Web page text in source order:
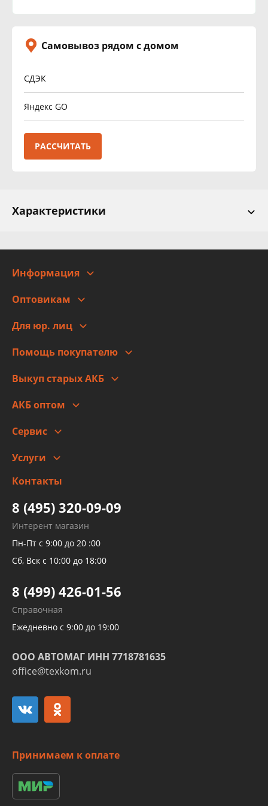
Самовывоз рядом с домом
СДЭК
Яндекс GO
РАССЧИТАТЬ
Характеристики
Информация
Адреса
Новости
Правовая информация
Оптовикам
Для юр. лиц
Помощь покупателю
Оплата
Гарантии и возврат
Выкуп старых АКБ
АКБ оптом
Сервис
Заправка кондиционера авто
Детейлинг
Услуги
высокого давления
Тормозных трубок
Рукавов гидроусилителей
Рукавов компрессоров и турбин
Трубок кондиционеров
Развертка пайка медных стальных
алюминиевых трубок и штуцеров
Контакты
8 (495) 320-09-09
Интерент магазин
Пн-Пт с 9:00 до 20 :00
Сб, Вск с 10:00 до 18:00
8 (499) 426-01-56
Справочная
Ежедневно с 9:00 до 19:00
ООО АВТОМАГ ИНН 7718781635
office@texkom.ru
Принимаем к оплате